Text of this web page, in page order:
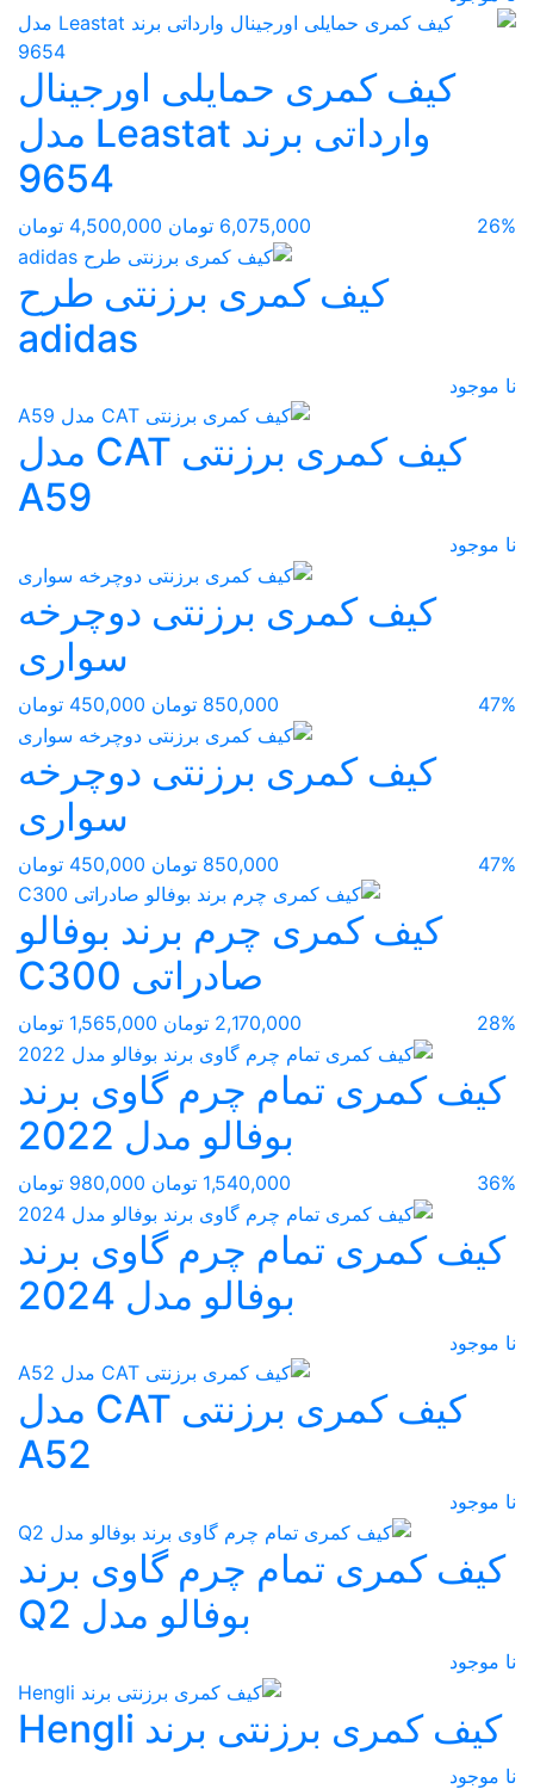
کیف کمری حمایلی اورجینال
وارداتی برند Leastat مدل
9654
26% 6,075,000 تومان 4,500,000 تومان
کیف کمری برزنتی طرح
adidas
نا موجود
کیف کمری برزنتی CAT مدل
A59
نا موجود
کیف کمری برزنتی دوچرخه
سواری
47% 850,000 تومان 450,000 تومان
کیف کمری برزنتی دوچرخه
سواری
47% 850,000 تومان 450,000 تومان
کیف کمری چرم برند بوفالو
صادراتی C300
28% 2,170,000 تومان 1,565,000 تومان
کیف کمری تمام چرم گاوی برند
بوفالو مدل 2022
36% 1,540,000 تومان 980,000 تومان
کیف کمری تمام چرم گاوی برند
بوفالو مدل 2024
نا موجود
کیف کمری برزنتی CAT مدل
A52
نا موجود
کیف کمری تمام چرم گاوی برند
بوفالو مدل Q2
نا موجود
کیف کمری برزنتی برند Hengli
نا موجود